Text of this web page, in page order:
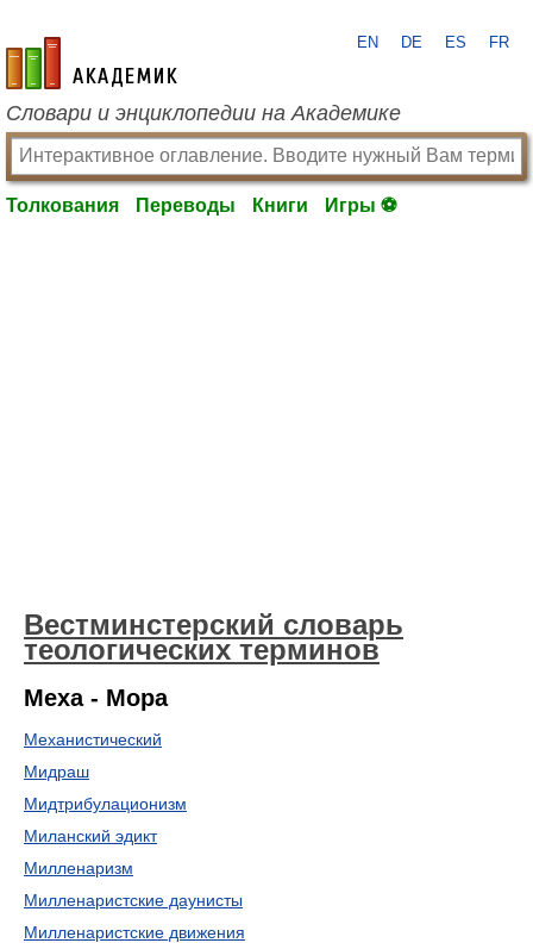
academic.ru
EN DE ES FR
Словари и энциклопедии на Академике
Толкования Переводы Книги Игры ⚽
Вестминстерский словарь
теологических терминов
Меха - Мора
Механистический
Мидраш
Мидтрибулационизм
Миланский эдикт
Милленаризм
Милленаристские даунисты
Милленаристские движения